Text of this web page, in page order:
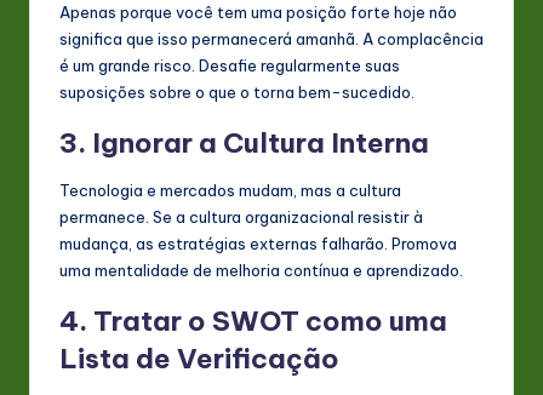
Apenas porque você tem uma posição forte hoje não
significa que isso permanecerá amanhã. A complacência
é um grande risco. Desafie regularmente suas
suposições sobre o que o torna bem-sucedido.
3. Ignorar a Cultura Interna
Tecnologia e mercados mudam, mas a cultura
permanece. Se a cultura organizacional resistir à
mudança, as estratégias externas falharão. Promova
uma mentalidade de melhoria contínua e aprendizado.
4. Tratar o SWOT como uma
Lista de Verificação